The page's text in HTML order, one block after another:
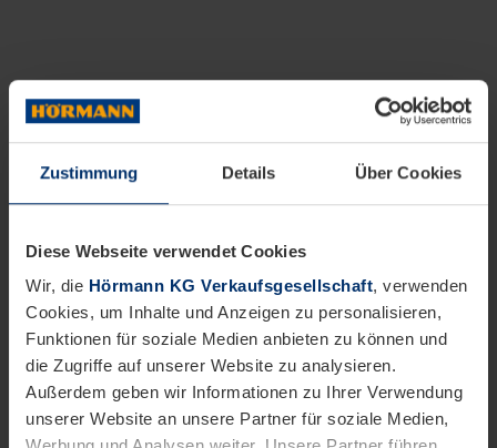
Zustimmung Details Über Cookies
Diese Webseite verwendet Cookies
Wir, die Hörmann KG Verkaufsgesellschaft, verwenden
Cookies, um Inhalte und Anzeigen zu personalisieren,
Funktionen für soziale Medien anbieten zu können und
die Zugriffe auf unserer Website zu analysieren.
Außerdem geben wir Informationen zu Ihrer Verwendung
unserer Website an unsere Partner für soziale Medien,